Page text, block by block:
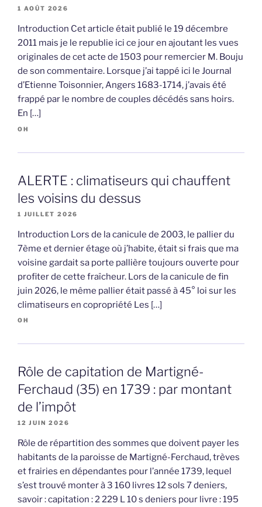
1 AOÛT 2026
Introduction Cet article était publié le 19 décembre
2011 mais je le republie ici ce jour en ajoutant les vues
originales de cet acte de 1503 pour remercier M. Bouju
de son commentaire. Lorsque j’ai tappé ici le Journal
d’Etienne Toisonnier, Angers 1683-1714, j’avais été
frappé par le nombre de couples décédés sans hoirs.
En […]
OH
ALERTE : climatiseurs qui chauffent
les voisins du dessus
1 JUILLET 2026
Introduction Lors de la canicule de 2003, le pallier du
7ème et dernier étage où j’habite, était si frais que ma
voisine gardait sa porte pallière toujours ouverte pour
profiter de cette fraîcheur. Lors de la canicule de fin
juin 2026, le même pallier était passé à 45° loi sur les
climatiseurs en copropriété Les […]
OH
Rôle de capitation de Martigné-
Ferchaud (35) en 1739 : par montant
de l’impôt
12 JUIN 2026
Rôle de répartition des sommes que doivent payer les
habitants de la paroisse de Martigné-Ferchaud, trèves
et frairies en dépendantes pour l’année 1739, lequel
s’est trouvé monter à 3 160 livres 12 sols 7 deniers,
savoir : capitation : 2 229 L 10 s deniers pour livre : 195